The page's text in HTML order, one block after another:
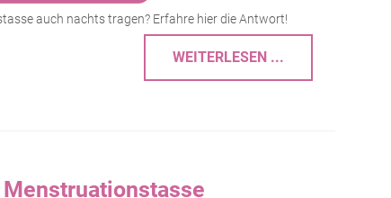
auch nachts tragen? Erfahre hier die Antwort!
WEITERLESEN ...